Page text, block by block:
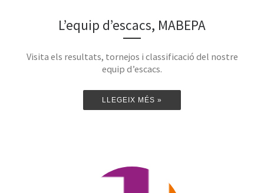
L’equip d’escacs, MABEPA
Visita els resultats, tornejos i classificació del nostre
equip d’escacs.
LLEGEIX MÉS »